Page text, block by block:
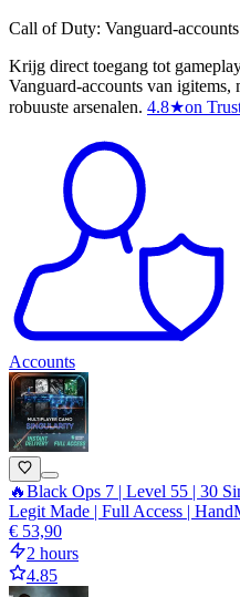
Call of Duty: Vanguard-accounts
Krijg direct toegang tot
Vanguard-accounts van igitems,
robuuste arsenalen. 4.8★on
Accounts
🔥Black Ops 7 | Level 55 | 30
Legit Made | Full Access |
€ 53,90
2 hours
4.85